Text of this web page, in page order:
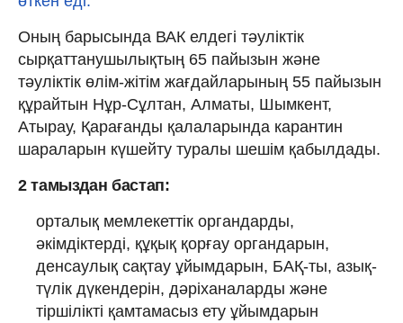
Оның барысында ВАК елдегі тәуліктік
сырқаттанушылықтың 65 пайызын және
тәуліктік өлім-жітім жағдайларының 55 пайызын
құрайтын Нұр-Сұлтан, Алматы, Шымкент,
Атырау, Қарағанды қалаларында карантин
шараларын күшейту туралы шешім қабылдады.
2 тамыздан бастап:
орталық мемлекеттік органдарды,
әкімдіктерді, құқық қорғау органдарын,
денсаулық сақтау ұйымдарын, БАҚ-ты, азық-
түлік дүкендерін, дәріханаларды және
тіршілікті қамтамасыз ету ұйымдарын